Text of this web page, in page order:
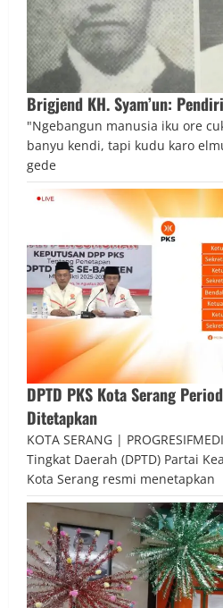
Brigjend KH. Syam’un:
"Ngebangun manusia iku ore
banyu kendi, tapi kudu karo
gede
DPTD PKS Kota Serang
Ditetapkan
KOTA SERANG |
Tingkat Daerah (DPTD) Partai
Kota Serang resmi menetapkan